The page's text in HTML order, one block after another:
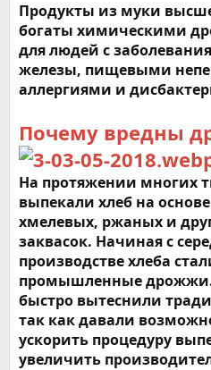
Продукты из муки
богаты химическими
для людей с
железы, пищевыми
аллергиями и
Почему вредны
На протяжении многих
выпекали хлеб на
хмелевых, ржаных и
заквасок. Начиная с
производстве хлеба
промышленные
быстро вытеснили
так как давали
ускорить процедуру
увеличить